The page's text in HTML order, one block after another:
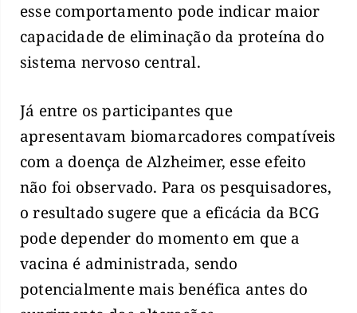
esse comportamento pode indicar maior
capacidade de eliminação da proteína do
sistema nervoso central.
Já entre os participantes que
apresentavam biomarcadores compatíveis
com a doença de Alzheimer, esse efeito
não foi observado. Para os pesquisadores,
o resultado sugere que a eficácia da BCG
pode depender do momento em que a
vacina é administrada, sendo
potencialmente mais benéfica antes do